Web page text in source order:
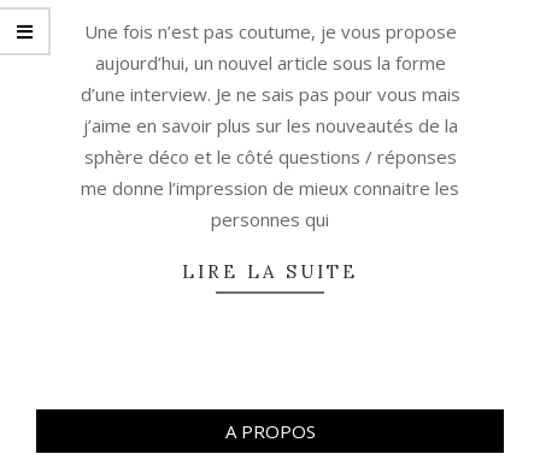
30Une fois n’est pas coutume, je vous propose
aujourd’hui, un nouvel article sous la forme
d’une interview. Je ne sais pas pour vous mais
j’aime en savoir plus sur les nouveautés de la
sphère déco et le côté questions / réponses
me donne l’impression de mieux connaitre les
personnes qui
LIRE LA SUITE
A PROPOS